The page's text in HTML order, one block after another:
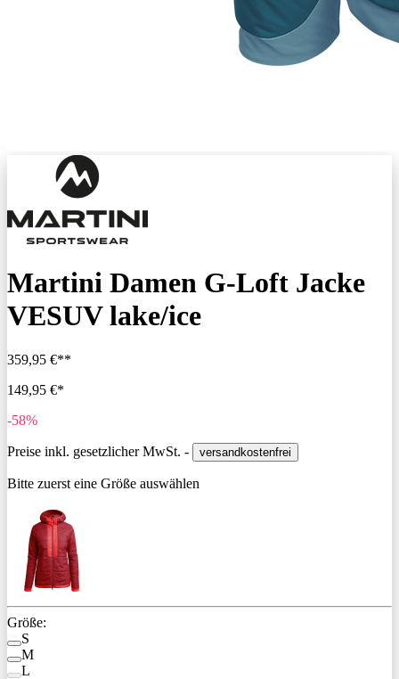
Martini Damen G-Loft Jacke
VESUV lake/ice
359,95 €**
149,95 €*
-58%
Preise inkl. gesetzlicher MwSt. - versandkostenfrei
Bitte zuerst eine Größe auswählen
Größe:
S
M
L